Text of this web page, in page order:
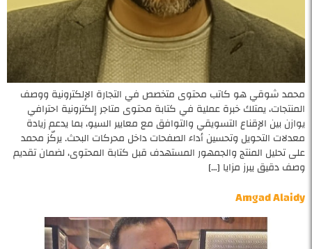
محمد شوقي هو كاتب محتوى متخصص في التجارة الإلكترونية ووصف
المنتجات، يمتلك خبرة عملية في كتابة محتوى متاجر إلكترونية احترافي
يوازن بين الإقناع التسويقي والتوافق مع معايير السيو، بما يدعم زيادة
معدلات التحويل وتحسين أداء الصفحات داخل محركات البحث. يركّز محمد
على تحليل المنتج والجمهور المستهدف قبل كتابة المحتوى، لضمان تقديم
وصف دقيق يبرز مزايا […]
Amgad Alaidy